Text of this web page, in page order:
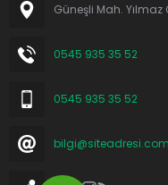
Güneşli Mah. Yılmaz
0545 935 35 52
0545 935 35 52
bilgi@siteadresi.com